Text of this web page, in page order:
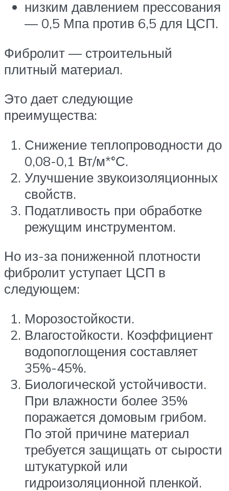
низким давлением прессования
— 0,5 Мпа против 6,5 для ЦСП.
Фибролит — строительный
плитный материал.
Это дает следующие
преимущества:
Снижение теплопроводности до
0,08-0,1 Вт/м*°С.
Улучшение звукоизоляционных
свойств.
Податливость при обработке
режущим инструментом.
Но из-за пониженной плотности
фибролит уступает ЦСП в
следующем:
Морозостойкости.
Влагостойкости. Коэффициент
водопоглощения составляет
35%-45%.
Биологической устойчивости.
При влажности более 35%
поражается домовым грибом.
По этой причине материал
требуется защищать от сырости
штукатуркой или
гидроизоляционной пленкой.